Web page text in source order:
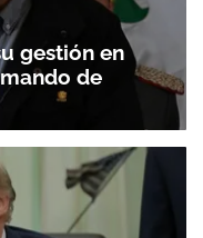
gestión en
de